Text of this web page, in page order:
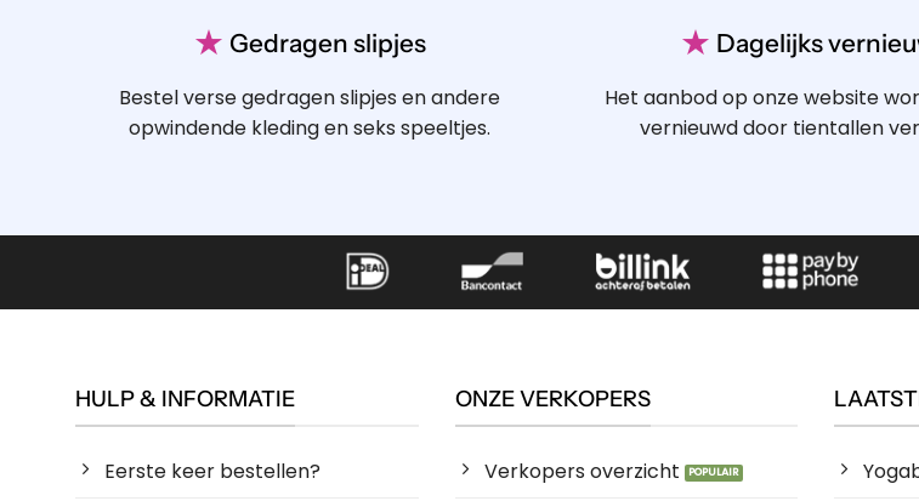
★ Gedragen slipjes
Bestel verse gedragen slipjes en andere
opwindende kleding en seks speeltjes.
★ Dagelijks
Het aanbod op onze website
vernieuwd door tientallen
HULP & INFORMATIE
Eerste keer bestellen?
ONZE VERKOPERS
Verkopers overzicht